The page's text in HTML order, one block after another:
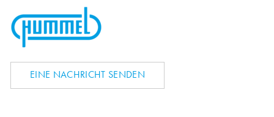
EINE NACHRICHT SENDEN